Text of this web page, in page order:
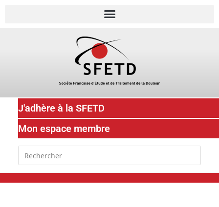
J'adhère à la SFETD
Mon espace membre